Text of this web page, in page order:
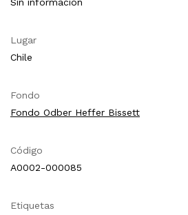
Lugar
Chile
Fondo
Fondo Odber Heffer Bissett
Código
A0002-000085
Etiquetas